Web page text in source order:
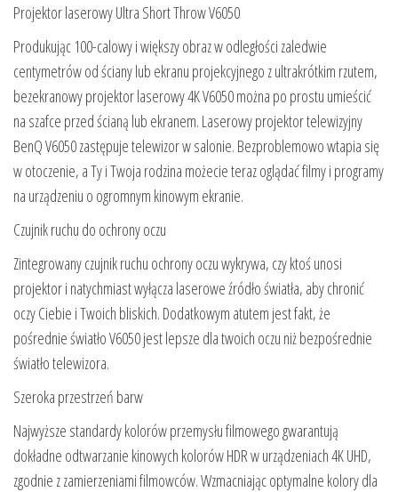
Projektor laserowy Ultra Short Throw V6050
Produkując 100-calowy i większy obraz w odległości zaledwie
centymetrów od ściany lub ekranu projekcyjnego z ultrakrótkim rzutem,
bezekranowy projektor laserowy 4K V6050 można po prostu umieścić
na szafce przed ścianą lub ekranem. Laserowy projektor telewizyjny
BenQ V6050 zastępuje telewizor w salonie. Bezproblemowo wtapia się
w otoczenie, a Ty i Twoja rodzina możecie teraz oglądać filmy i programy
na urządzeniu o ogromnym kinowym ekranie.
Czujnik ruchu do ochrony oczu
Zintegrowany czujnik ruchu ochrony oczu wykrywa, czy ktoś unosi
projektor i natychmiast wyłącza laserowe źródło światła, aby chronić
oczy Ciebie i Twoich bliskich. Dodatkowym atutem jest fakt, że
pośrednie światło V6050 jest lepsze dla twoich oczu niż bezpośrednie
światło telewizora.
Szeroka przestrzeń barw
Najwyższe standardy kolorów przemysłu filmowego gwarantują
dokładne odtwarzanie kinowych kolorów HDR w urządzeniach 4K UHD,
zgodnie z zamierzeniami filmowców. Wzmacniając optymalne kolory dla